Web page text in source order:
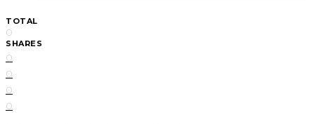
TOTAL
0
SHARES
0
0
0
0